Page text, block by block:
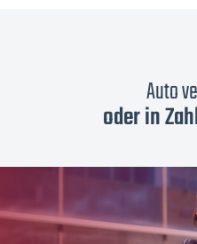
Auto
oder in